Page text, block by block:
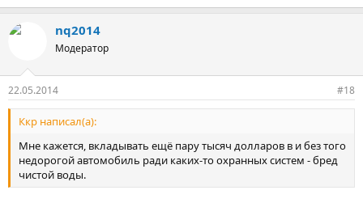
nq2014
Модератор
22.05.2014 #18
Ккр написал(а):
Мне кажется, вкладывать ещё пару тысяч долларов в и без того
недорогой автомобиль ради каких-то охранных систем - бред
чистой воды.